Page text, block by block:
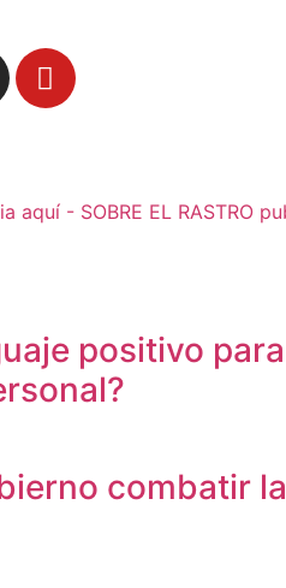
positivo para
combatir la